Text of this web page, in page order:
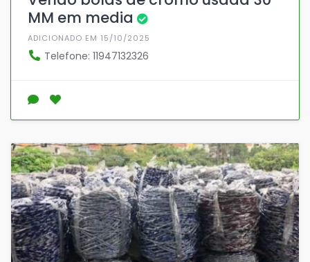
MM em media
ADICIONADO EM 15/10/2025
Telefone: 11947132326